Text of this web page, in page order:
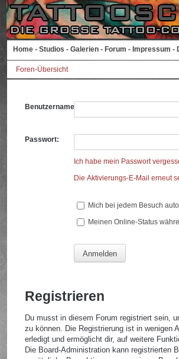
Home - Studios - Galerien - Forum - Impressum -
Foren-Übersicht
Benutzername:
Passwort:
Ich habe mein Passwort
Die Aktivierungs-E-Mail erneut
Mich bei jedem Besuch
Meinen Online-Status
Registrieren
Du musst in diesem Forum registriert sein,
zu können. Die Registrierung ist in wenigen
erledigt und ermöglicht dir, auf weitere
Die Board-Administration kann registrierten